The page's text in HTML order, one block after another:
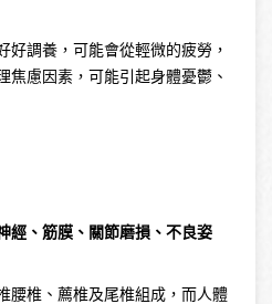
好調養，可能會從輕微的疲勞，
焦慮因素，可能引起身體憂鬱、
經、筋膜、關節磨損、不良姿
腰椎、薦椎及尾椎組成，而人體